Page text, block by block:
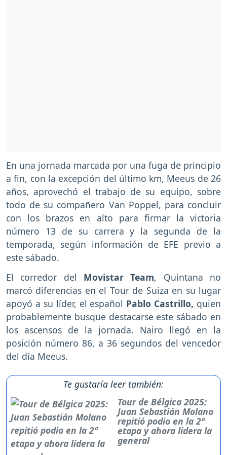
En una jornada marcada por una fuga de principio
a fin, con la excepción del último km, Meeus de 26
años, aprovechó el trabajo de su equipo, sobre
todo de su compañero Van Poppel, para concluir
con los brazos en alto para firmar la victoria
número 13 de su carrera y la segunda de la
temporada, según información de EFE previo a
este sábado.
El corredor del Movistar Team, Quintana no
marcó diferencias en el Tour de Suiza en su lugar
apoyó a su líder, el español Pablo Castrillo, quien
probablemente busque destacarse este sábado en
los ascensos de la jornada. Nairo llegó en la
posición número 86, a 36 segundos del vencedor
del día Meeus.
Te gustaría leer también:
Tour de Bélgica 2025:
Juan Sebastián Molano
repitió podio en la 2ª
etapa y ahora lidera la
general